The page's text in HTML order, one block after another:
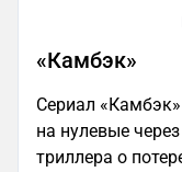
«Камбэк»
Сериал
на нулевые
триллера о